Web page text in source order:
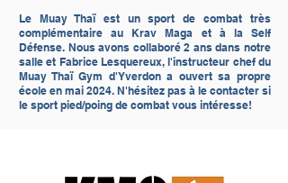
Le Muay Thaï est un sport de combat très
complémentaire au Krav Maga et à la Self
Défense. Nous avons collaboré 2 ans dans notre
salle et Fabrice Lesquereux, l'instructeur chef du
Muay Thaï Gym d'Yverdon a ouvert sa propre
école en mai 2024. N'hésitez pas à le contacter si
le sport pied/poing de combat vous intéresse!